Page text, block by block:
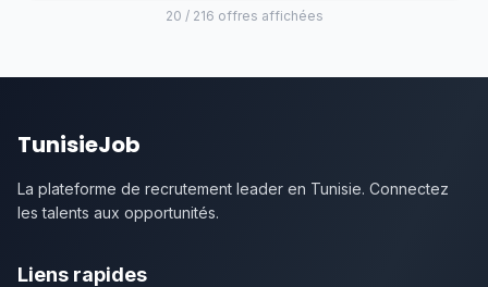
20 / 216 offres affichées
TunisieJob
La plateforme de recrutement leader en Tunisie. Connectez
les talents aux opportunités.
Liens rapides